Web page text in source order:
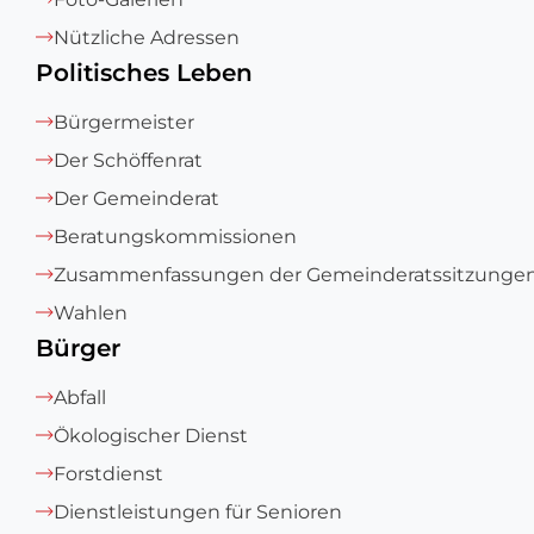
Nützliche Adressen
Politisches Leben
Bürgermeister
Der Schöffenrat
Der Gemeinderat
Beratungskommissionen
Zusammenfassungen der
Wahlen
Bürger
Abfall
Ökologischer Dienst
Forstdienst
Dienstleistungen für Senioren